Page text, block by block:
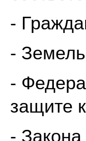
-
-
-
защите
-